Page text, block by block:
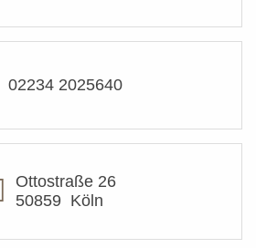
02234 2025640
Ottostraße 26
50859 Köln